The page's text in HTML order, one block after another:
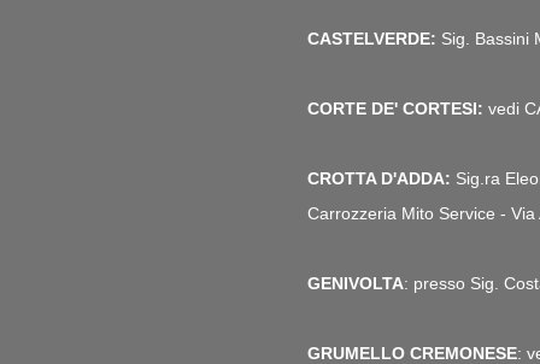
CASTELVERDE: Sig. Bassini
CORTE DE' CORTESI: vedi
CROTTA D'ADDA: Sig.ra
Carrozzeria Mito Service -
GENIVOLTA: presso Sig.
GRUMELLO CREMONESE: